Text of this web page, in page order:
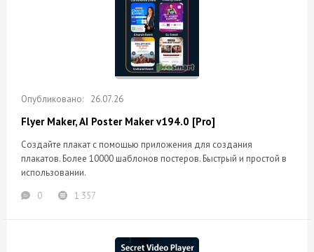
26.07.26
Flyer Maker, AI Poster Maker v194.0 [Pro]
Создайте плакат с помощью приложения для создания
плакатов. Более 10000 шаблонов постеров. Быстрый и простой в
использовании.
0
1 357